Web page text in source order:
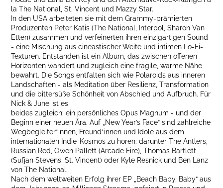
la The National, St. Vincent und Mazzy Star.
In den USA arbeiteten sie mit dem Grammy-prämierten
Produzenten Peter Katis (The National, Interpol, Sharon Van
Etten) zusammen und verfeinerten ihren einzigartigen Sound
- eine Mischung aus cineastischer Weite und intimen Lo-Fi-
Texturen. Entstanden ist ein Album, das zwischen offenen
Horizonten wandert und zugleich eine fragile, warme Nähe
bewahrt. Die Songs entfalten sich wie Polaroids aus inneren
Landschaften - als Meditation über Resilienz, Transformation
und die bittersüße Schönheit von Abschied und Aufbruch. Für
Nick & June ist es
beides zugleich: ein persönliches Opus Magnum - und der
Beginn einer neuen Ära. Auf „New Year’s Face“ sind zahlreiche
Wegbegleiter*innen, Freund*innen und Idole aus dem
internationalen Indie-Kosmos zu hören: darunter The Antlers,
Russian Red, Owen Pallett (Arcade Fire), Thomas Bartlett
(Sufjan Stevens, St. Vincent) oder Kyle Resnick und Ben Lanz
von The National.
Nach dem weltweiten Erfolg ihrer EP „Beach Baby, Baby“ aus